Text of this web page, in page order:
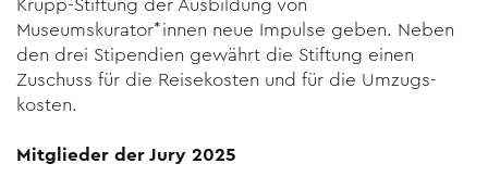
Museumskurator*innen neue Impulse geben. Neben
den drei Sti­pendien gewährt die Stiftung einen
Zuschuss für die Reisekosten und für die Umzugs­
kosten.
Mitglieder der Jury 2025